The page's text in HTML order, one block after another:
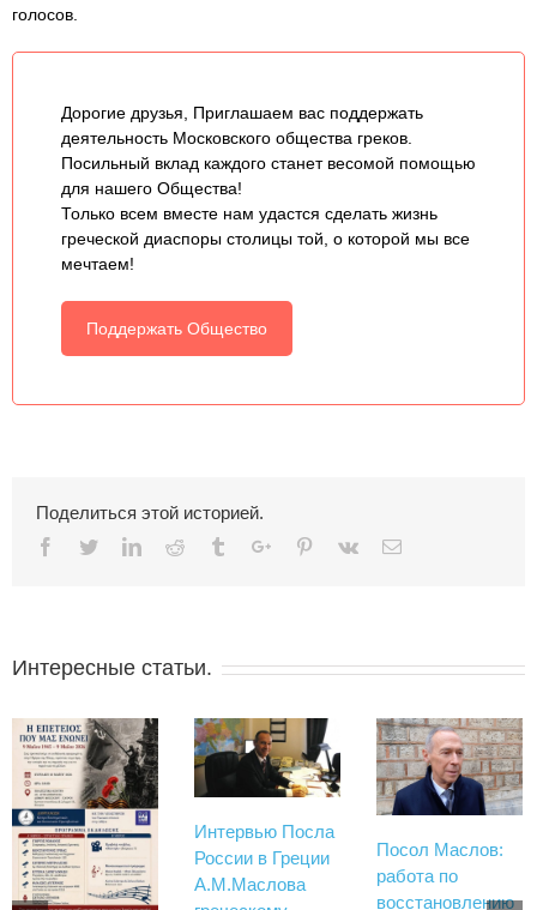
голосов.
Дорогие друзья, Приглашаем вас поддержать
деятельность Московского общества греков.
Посильный вклад каждого станет весомой помощью
для нашего Общества!
Только всем вместе нам удастся сделать жизнь
греческой диаспоры столицы той, о которой мы все
мечтаем!
Поддержать Общество
Поделиться этой историей.
Facebook
TwitterLinkedinReddit TumblrGoogle+Pinterest
Vk Email
Интересные статьи.
Интервью Посла
России в Греции
А.М.Маслова
Посол Маслов:
работа по
восстановлению